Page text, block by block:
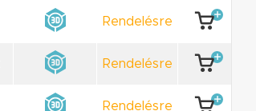
Rendelésre
Rendelésre
Rendelésre